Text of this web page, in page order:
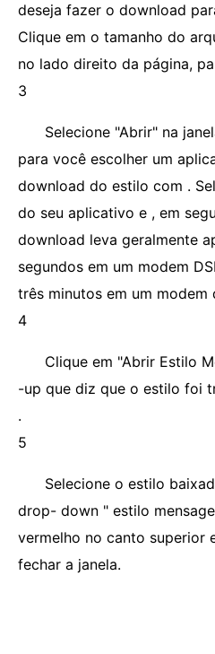
deseja fazer o download
Clique em o tamanho do
no lado direito da página,
3
Selecione "Abrir" na
para você escolher um
download do estilo com .
do seu aplicativo e , em
download leva geralmente
segundos em um modem
três minutos em um modem
4
Clique em "Abrir Estilo
-up que diz que o estilo foi
.
5
Selecione o estilo
drop- down " estilo
vermelho no canto superior
fechar a janela.